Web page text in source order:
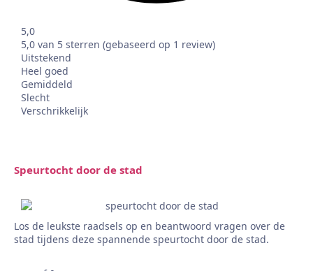
5,0
5,0 van 5 sterren (gebaseerd op 1 review)
Uitstekend
Heel goed
Gemiddeld
Slecht
Verschrikkelijk
Speurtocht door de stad
Los de leukste raadsels op en beantwoord vragen over de
stad tijdens deze spannende speurtocht door de stad.